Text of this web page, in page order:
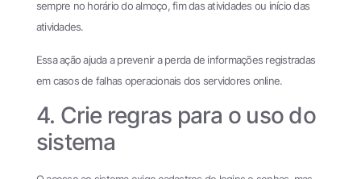
sempre no horário do almoço, fim das atividades ou início das
atividades.
Essa ação ajuda a prevenir a perda de informações registradas
em casos de falhas operacionais dos servidores online.
4. Crie regras para o uso do
sistema